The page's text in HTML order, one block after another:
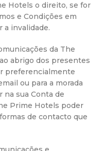
Hotels o direito, se for
e Condições em
a invalidade.
da The
abrigo dos presentes
preferencialmente
ou para a morada
sua Conta de
Prime Hotels poder
de contacto que